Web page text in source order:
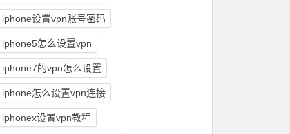
iphone设置vpn账号密码
iphone5怎么设置vpn
iphone7的vpn怎么设置
iphone怎么设置vpn连接
iphonex设置vpn教程